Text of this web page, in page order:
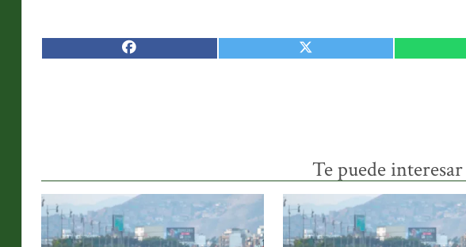
Te puede interesar